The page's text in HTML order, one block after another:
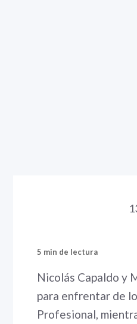
5 min de lectura
Nicolás Capaldo y
para enfrentar de
Profesional,